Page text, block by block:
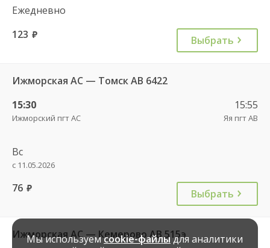
Ежедневно
123 руб. Выбрать
Ижморская АС — Томск АВ 6422
15:30
Ижморский пгт АС
15:55
Яя пгт АВ
Вс
с 11.05.2026
76 руб. Выбрать
Ижморская АС — Кемерово АВ 515э
Мы используемcookie-файлыдля аналитики